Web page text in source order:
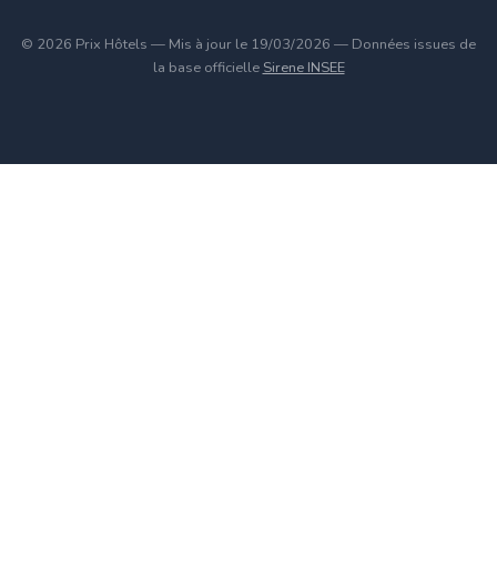
© 2026 Prix Hôtels — Mis à jour le 19/03/2026 — Données issues de
la base officielle Sirene INSEE